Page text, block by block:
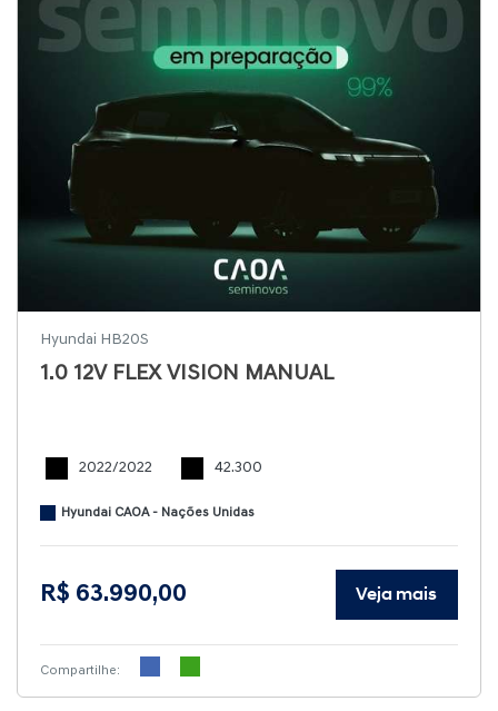
Hyundai HB20S
1.0 12V FLEX VISION MANUAL
2022/2022 42.300
Hyundai CAOA - Nações Unidas
R$ 63.990,00 Veja mais
Compartilhe: